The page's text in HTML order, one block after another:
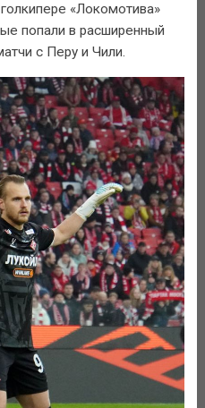
«Локомотива»
попали в расширенный
с Перу и Чили.